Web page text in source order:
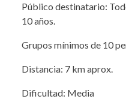
Público destinatario:
10 años.
Grupos mínimos de 10
Distancia: 7 km aprox.
Dificultad: Media